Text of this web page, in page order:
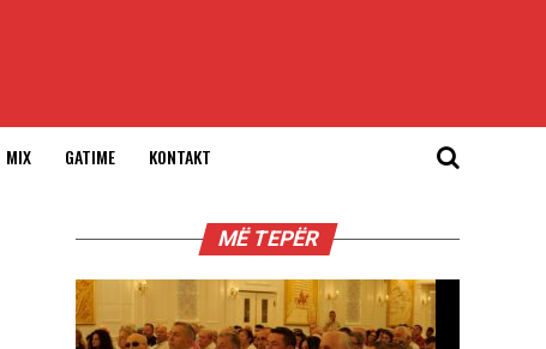
MIX GATIME KONTAKT
MË TEPËR